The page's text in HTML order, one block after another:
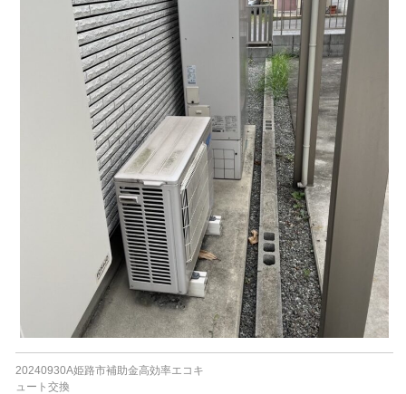
20240930A姫路市補助金高効率エコキ
ュート交換